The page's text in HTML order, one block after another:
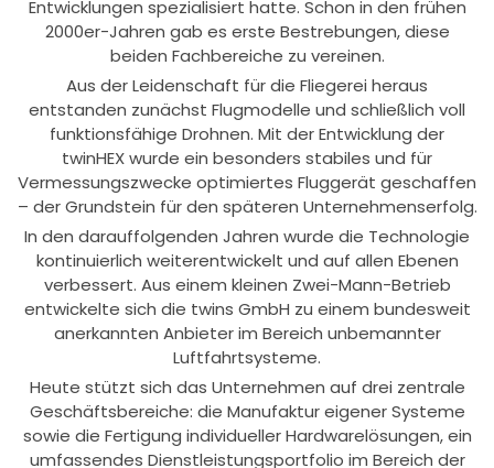
Entwicklungen spezialisiert hatte. Schon in den frühen
2000er-Jahren gab es erste Bestrebungen, diese
beiden Fachbereiche zu vereinen.
Aus der Leidenschaft für die Fliegerei heraus
entstanden zunächst Flugmodelle und schließlich voll
funktionsfähige Drohnen. Mit der Entwicklung der
twinHEX wurde ein besonders stabiles und für
Vermessungszwecke optimiertes Fluggerät geschaffen
– der Grundstein für den späteren Unternehmenserfolg.
In den darauffolgenden Jahren wurde die Technologie
kontinuierlich weiterentwickelt und auf allen Ebenen
verbessert. Aus einem kleinen Zwei-Mann-Betrieb
entwickelte sich die twins GmbH zu einem bundesweit
anerkannten Anbieter im Bereich unbemannter
Luftfahrtsysteme.
Heute stützt sich das Unternehmen auf drei zentrale
Geschäftsbereiche: die Manufaktur eigener Systeme
sowie die Fertigung individueller Hardwarelösungen, ein
umfassendes Dienstleistungsportfolio im Bereich der